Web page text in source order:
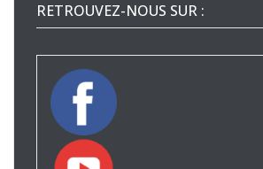
RETROUVEZ-NOUS SUR :